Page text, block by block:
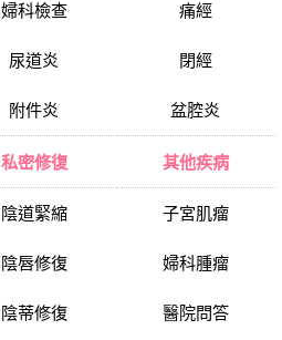
婦科檢查
尿道炎
附件炎
痛經
閉經
盆腔炎
私密修復
陰道緊縮
陰唇修復
陰蒂修復
其他疾病
子宮肌瘤
婦科腫瘤
醫院問答